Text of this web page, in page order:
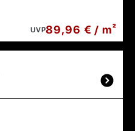
UVP89,96 € / m²